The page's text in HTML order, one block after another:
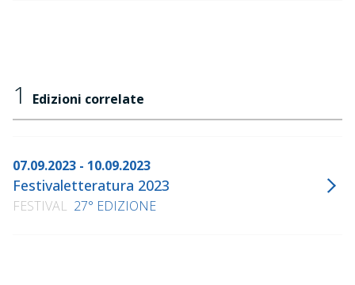
1 Edizioni correlate
07.09.2023 - 10.09.2023
Festivaletteratura 2023
FESTIVAL 27° EDIZIONE